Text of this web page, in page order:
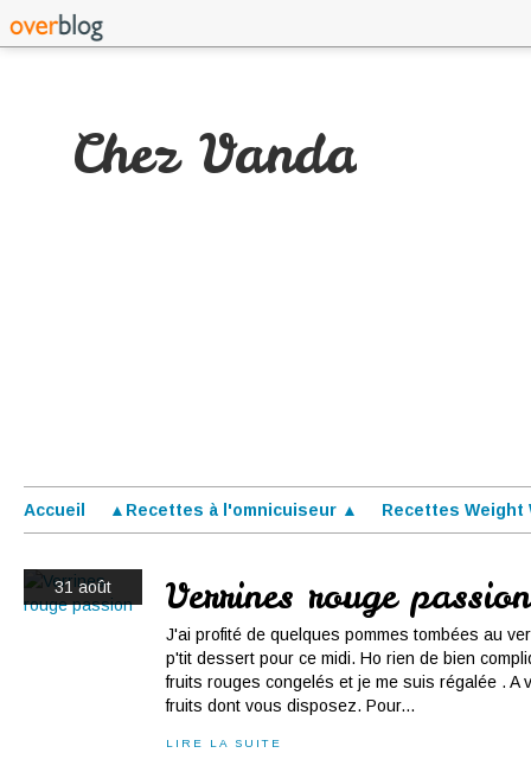
Chez Vanda
Accueil ▲Recettes à l'omnicuiseur ▲ Recettes Weight
31 août
Verrines rouge passion
J'ai profité de quelques pommes tombées au
p'tit dessert pour ce midi. Ho rien de bien
fruits rouges congelés et je me suis régalée . A
fruits dont vous disposez. Pour...
LIRE LA SUITE